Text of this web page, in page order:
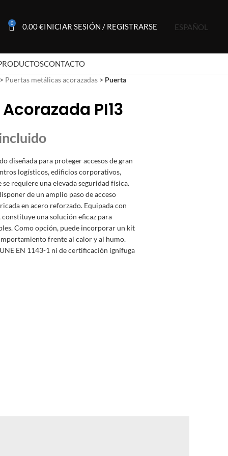
0 0.00€INICIAR SESIÓN / REGISTRARSE ESPAÑOL
CONTACTO
Puertas metálicas acorazadas > Puerta
PI13
diseñada para proteger accesos de gran
logísticos, edificios corporativos,
requiere una elevada seguridad física.
de un amplio paso de acceso
en acero reforzado. Equipada con
una solución eficaz para
Como opción, puede incorporar un kit
frente al calor y al humo.
EN 1143-1 ni de certificación ignífuga